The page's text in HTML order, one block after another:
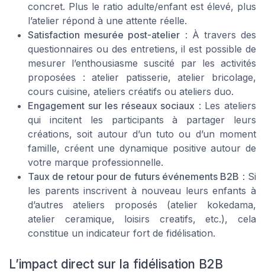
concret. Plus le ratio adulte/enfant est élevé, plus
l’atelier répond à une attente réelle.
Satisfaction mesurée post-atelier : À travers des
questionnaires ou des entretiens, il est possible de
mesurer l’enthousiasme suscité par les activités
proposées : atelier patisserie, atelier bricolage,
cours cuisine, ateliers créatifs ou ateliers duo.
Engagement sur les réseaux sociaux : Les ateliers
qui incitent les participants à partager leurs
créations, soit autour d’un tuto ou d’un moment
famille, créent une dynamique positive autour de
votre marque professionnelle.
Taux de retour pour de futurs événements B2B : Si
les parents inscrivent à nouveau leurs enfants à
d’autres ateliers proposés (atelier kokedama,
atelier ceramique, loisirs creatifs, etc.), cela
constitue un indicateur fort de fidélisation.
L’impact direct sur la fidélisation B2B